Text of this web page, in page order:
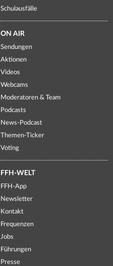
Schulausfälle
ON AIR
Sendungen
Aktionen
Videos
Webcams
Moderatoren & Team
Podcasts
News-Podcast
Themen-Ticker
Voting
FFH-WELT
FFH-App
Newsletter
Kontakt
Frequenzen
Jobs
Führungen
Presse